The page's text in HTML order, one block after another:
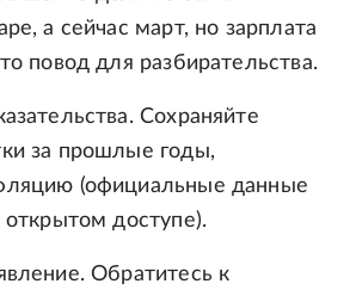
а сейчас март, но зарплата
повод для разбирательства.
Сохраняйте
за прошлые годы,
(официальные данные
открытом доступе).
Обратитесь к